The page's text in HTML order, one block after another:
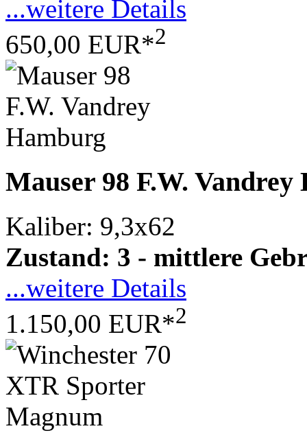
...weitere Details
650,00 EUR*2
Mauser 98 F.W. Vandrey
Kaliber: 9,3x62
Zustand: 3 - mittlere
...weitere Details
1.150,00 EUR*2